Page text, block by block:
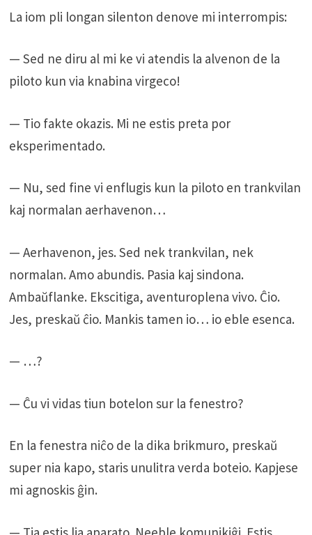
La iom pli longan silenton denove mi interrompis:
— Sed ne diru al mi ke vi atendis la alvenon de la
piloto kun via knabina virgeco!
— Tio fakte okazis. Mi ne estis preta por
eksperimentado.
— Nu, sed fine vi enflugis kun la piloto en trankvilan
kaj normalan aerhavenon…
— Aerhavenon, jes. Sed nek trankvilan, nek
normalan. Amo abundis. Pasia kaj sindona.
Ambaŭflanke. Ekscitiga, aventuroplena vivo. Ĉio.
Jes, preskaŭ ĉio. Mankis tamen io… io eble esenca.
— …?
— Ĉu vi vidas tiun botelon sur la fenestro?
En la fenestra niĉo de la dika brikmuro, preskaŭ
super nia kapo, staris unulitra verda boteio. Kapjese
mi agnoskis ĝin.